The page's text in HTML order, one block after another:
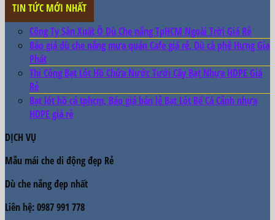
TIN TỨC MỚI NHẤT
Công Ty Sản Xuất Ô Dù Che nắng TpHCM Ngoài Trời Giá Rẻ
Báo giá dù che nắng mưa quán Cafe giá rẻ, Dù cà phê Hưng Gia
Phát
Thi Công Bạt Lót Hồ Chứa Nước Tưới Cây Bạt Nhựa HDPE Giá
Rẻ
Bạt lót hồ cá tphcm, Báo giá bán lẻ Bạt Lót Bể Cá Cảnh nhựa
HDPE giá rẻ
DỊCH VỤ
Mẫu mái che di động đẹp Rẻ
Dù che nắng đẹp nhất
Liên hệ: 0987 991 778